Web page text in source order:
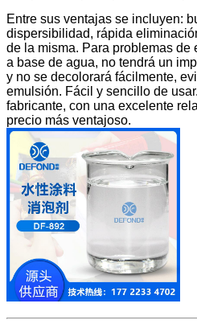
Entre sus ventajas se incluyen:
dispersibilidad, rápida
de la misma. Para problemas de
a base de agua, no tendrá un
y no se decolorará fácilmente,
emulsión. Fácil y sencillo de
fabricante, con una excelente
precio más ventajoso.